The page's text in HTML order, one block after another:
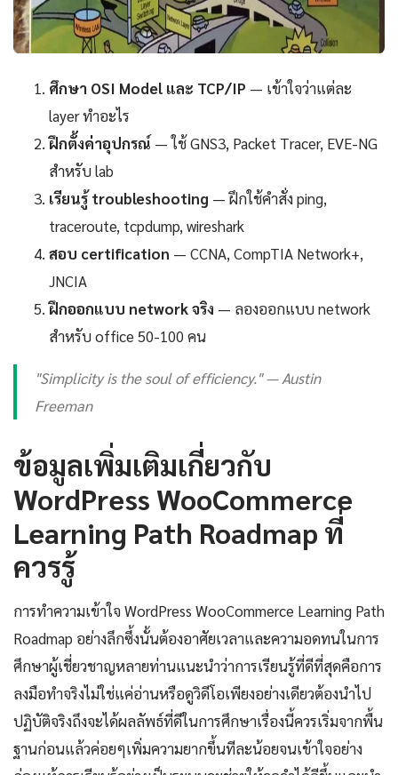
ศึกษา OSI Model และ TCP/IP — เข้าใจว่าแต่ละ
layer ทำอะไร
ฝึกตั้งค่าอุปกรณ์ — ใช้ GNS3, Packet Tracer, EVE-NG
สำหรับ lab
เรียนรู้ troubleshooting — ฝึกใช้คำสั่ง ping,
traceroute, tcpdump, wireshark
สอบ certification — CCNA, CompTIA Network+,
JNCIA
ฝึกออกแบบ network จริง — ลองออกแบบ network
สำหรับ office 50-100 คน
"Simplicity is the soul of efficiency." — Austin
Freeman
ข้อมูลเพิ่มเติมเกี่ยวกับ
WordPress WooCommerce
Learning Path Roadmap ที่
ควรรู้
การทำความเข้าใจ WordPress WooCommerce Learning Path
Roadmap อย่างลึกซึ้งนั้นต้องอาศัยเวลาและความอดทนในการ
ศึกษาผู้เชี่ยวชาญหลายท่านแนะนำว่าการเรียนรู้ที่ดีที่สุดคือการ
ลงมือทำจริงไม่ใช่แค่อ่านหรือดูวิดีโอเพียงอย่างเดียวต้องนำไป
ปฏิบัติจริงถึงจะได้ผลลัพธ์ที่ดีในการศึกษาเรื่องนี้ควรเริ่มจากพื้น
ฐานก่อนแล้วค่อยๆเพิ่มความยากขึ้นทีละน้อยจนเข้าใจอย่าง